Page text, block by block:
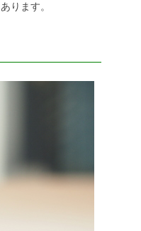
ります。